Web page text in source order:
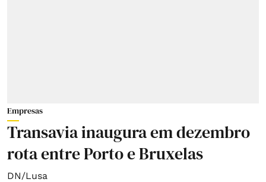
Empresas
Transavia inaugura em dezembro
rota entre Porto e Bruxelas
DN/Lusa